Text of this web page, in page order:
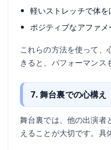
軽いストレッチで体を
ポジティブなアファ
これらの方法を使って、
きると、パフォーマンス
7. 舞台裏での心構え
舞台裏では、他の出演者
えることが大切です。具